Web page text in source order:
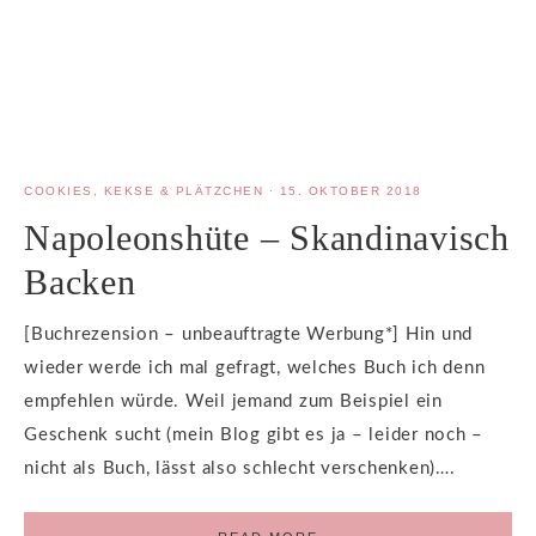
COOKIES, KEKSE & PLÄTZCHEN · 15. OKTOBER 2018
Napoleonshüte – Skandinavisch
Backen
[Buchrezension – unbeauftragte Werbung*] Hin und
wieder werde ich mal gefragt, welches Buch ich denn
empfehlen würde. Weil jemand zum Beispiel ein
Geschenk sucht (mein Blog gibt es ja – leider noch –
nicht als Buch, lässt also schlecht verschenken)….